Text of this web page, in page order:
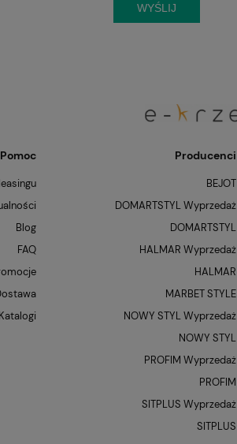
WYŚLIJ
Pomoc
Blog
FAQ
Producenci
BEJOT
DOMARTSTYL Wyprzedaż
DOMARTSTYL
HALMAR Wyprzedaż
HALMAR
MARBET STYLE
NOWY STYL Wyprzedaż
NOWY STYL
PROFIM Wyprzedaż
PROFIM
SITPLUS Wyprzedaż
SITPLUS